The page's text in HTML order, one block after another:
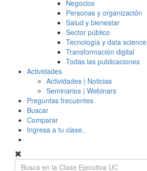
Negocios
Personas y organización
Salud y bienestar
Sector público
Tecnología y data science
Transformación digital
Todas las publicaciones
Actividades
Actividades | Noticias
Seminarios | Webinars
Preguntas frecuentes
Buscar
Comparar
Ingresa a tu clase..